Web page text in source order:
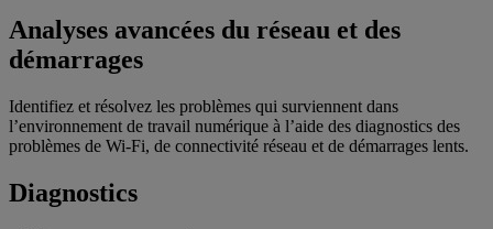
Analyses avancées du réseau et des
démarrages
Identifiez et résolvez les problèmes qui surviennent dans
l’environnement de travail numérique à l’aide des diagnostics des
problèmes de Wi-Fi, de connectivité réseau et de démarrages lents.
Diagnostics